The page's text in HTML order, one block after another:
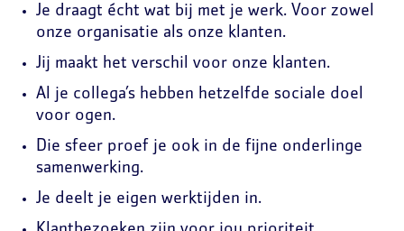
Je draagt écht wat bij met je werk. Voor zowel
onze organisatie als onze klanten.
Jij maakt het verschil voor onze klanten.
Al je collega’s hebben hetzelfde sociale doel
voor ogen.
Die sfeer proef je ook in de fijne onderlinge
samenwerking.
Je deelt je eigen werktijden in.